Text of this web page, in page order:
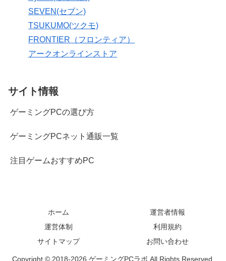
SEVEN(セブン)
TSUKUMO(ツクモ)
FRONTIER（フロンティア）
アークオンラインストア
サイト情報
ゲーミングPCの選び方
ゲーミングPCネット通販一覧
注目ゲームおすすめPC
ホーム
運営者情報
運営体制
利用規約
サイトマップ
お問い合わせ
Copyright © 2018-2026 ゲーミングPCラボ All Rights Reserved.